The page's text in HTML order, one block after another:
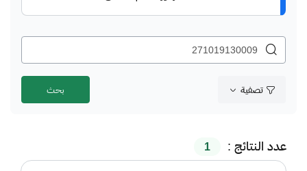
تصفية
عدد النتائج : 1